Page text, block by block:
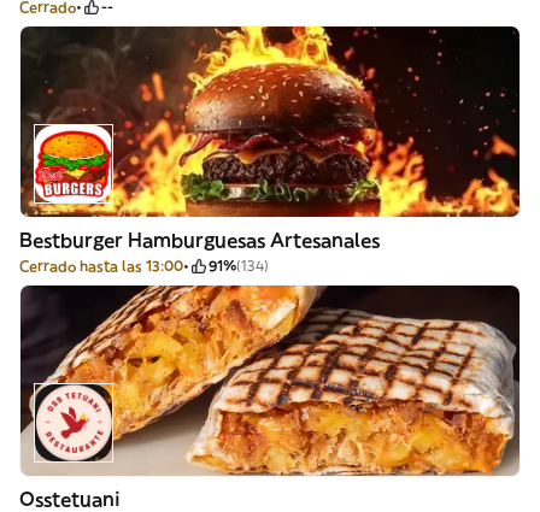
Cerrado --
Bestburger Hamburguesas Artesanales
Cerrado hasta las 13:00 91%(134)
Osstetuani